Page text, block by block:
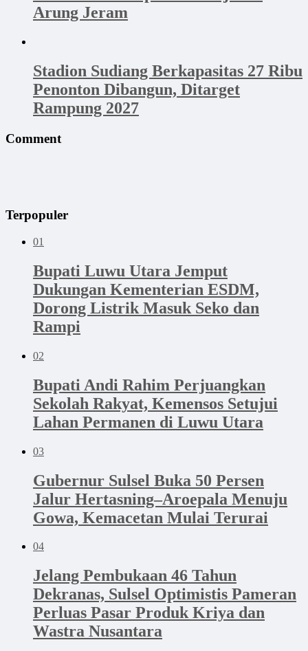
Arung Jeram
Stadion Sudiang Berkapasitas 27 Ribu
Penonton Dibangun, Ditarget
Rampung 2027
Comment
Terpopuler
01
Bupati Luwu Utara Jemput
Dukungan Kementerian ESDM,
Dorong Listrik Masuk Seko dan
Rampi
02
Bupati Andi Rahim Perjuangkan
Sekolah Rakyat, Kemensos Setujui
Lahan Permanen di Luwu Utara
03
Gubernur Sulsel Buka 50 Persen
Jalur Hertasning–Aroepala Menuju
Gowa, Kemacetan Mulai Terurai
04
Jelang Pembukaan 46 Tahun
Dekranas, Sulsel Optimistis Pameran
Perluas Pasar Produk Kriya dan
Wastra Nusantara